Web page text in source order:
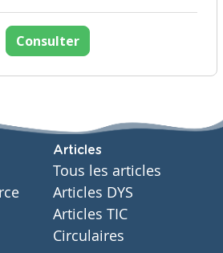
Consulter
Articles
Tous les articles
Articles DYS
Articles TIC
Circulaires